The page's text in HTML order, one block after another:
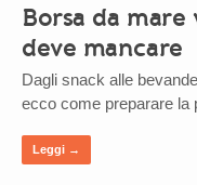
Borsa da mare
deve mancare
Dagli snack alle
ecco come preparare la
Leggi →